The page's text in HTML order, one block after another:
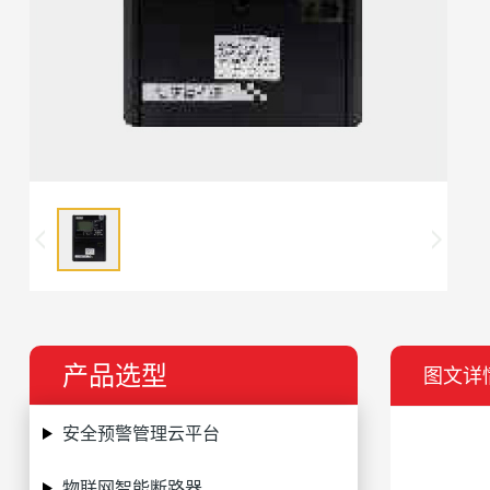
产品选型
安全预警管理云平台
图文详